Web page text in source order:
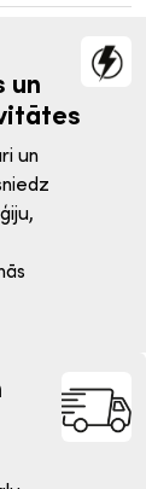
un
un